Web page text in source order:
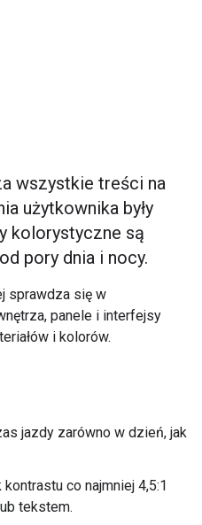
wszystkie treści na
użytkownika były
kolorystyczne są
pory dnia i nocy.
sprawdza się w
panele i interfejsy
i kolorów.
jazdy zarówno w dzień, jak
co najmniej 4,5:1
tekstem.